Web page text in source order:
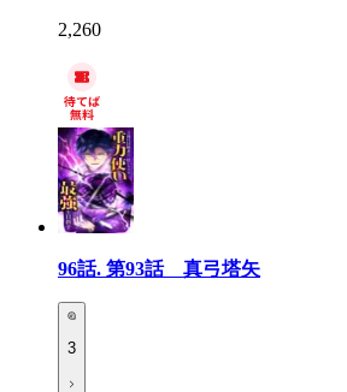
2,260
96話. 第93話 真弓塔矢
3